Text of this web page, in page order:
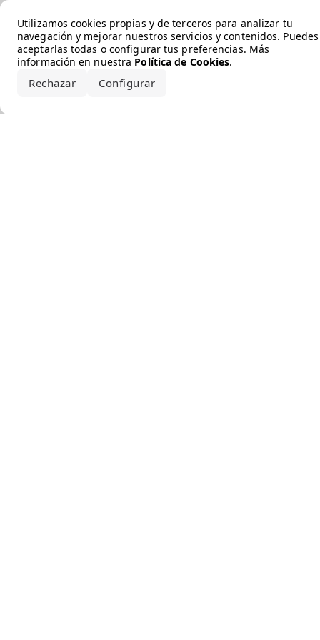
Utilizamos cookies propias y de terceros para analizar tu
navegación y mejorar nuestros servicios y contenidos. Puedes
aceptarlas todas o configurar tus preferencias. Más
información en nuestra Política de Cookies.
Rechazar Configurar
Error loading the brand